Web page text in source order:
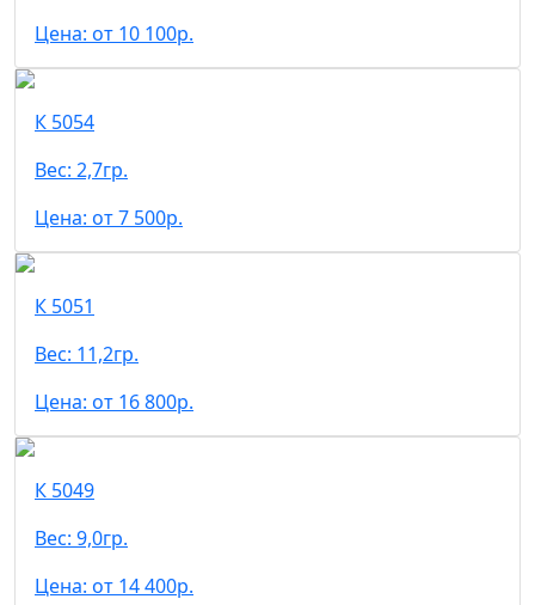
Цена: от 10 100р.
К 5054
Вес: 2,7гр.
Цена: от 7 500р.
К 5051
Вес: 11,2гр.
Цена: от 16 800р.
К 5049
Вес: 9,0гр.
Цена: от 14 400р.